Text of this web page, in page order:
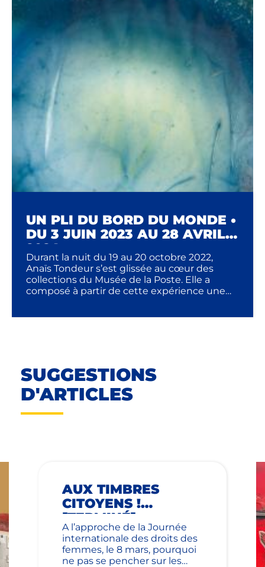
UN PLI DU BORD DU MONDE •
DU 3 JUIN 2023 AU 28 AVRIL
2024
Durant la nuit du 19 au 20 octobre 2022,
Anaïs Tondeur s’est glissée au cœur des
collections du Musée de la Poste. Elle a
composé à partir de cette expérience une
SUGGESTIONS
D'ARTICLES
AUX TIMBRES
CITOYENS !
[TERMINÉ]
A l’approche de la Journée
internationale des droits des
femmes, le 8 mars, pourquoi
ne pas se pencher sur les